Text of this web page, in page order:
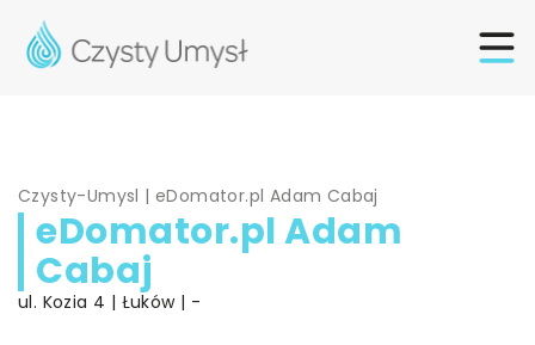
Czysty-Umysl |eDomator.pl Adam Cabaj
eDomator.pl Adam
Cabaj
ul. Kozia 4 | Łuków | -